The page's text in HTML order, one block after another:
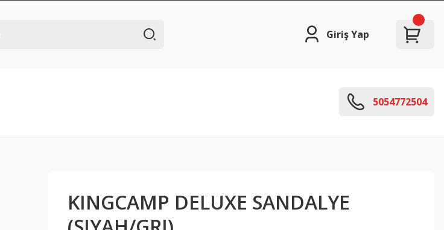
Giriş Yap
5054772504
KINGCAMP DELUXE SANDALYE